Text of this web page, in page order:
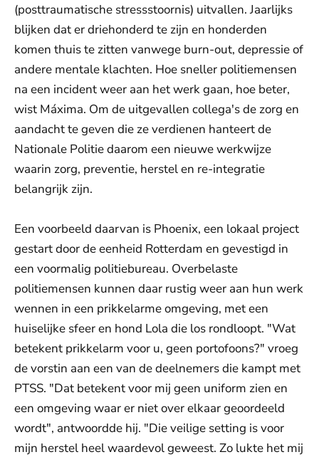
(posttraumatische stressstoornis) uitvallen. Jaarlijks
blijken dat er driehonderd te zijn en honderden
komen thuis te zitten vanwege burn-out, depressie of
andere mentale klachten. Hoe sneller politiemensen
na een incident weer aan het werk gaan, hoe beter,
wist Máxima. Om de uitgevallen collega's de zorg en
aandacht te geven die ze verdienen hanteert de
Nationale Politie daarom een nieuwe werkwijze
waarin zorg, preventie, herstel en re-integratie
belangrijk zijn.
Een voorbeeld daarvan is Phoenix, een lokaal project
gestart door de eenheid Rotterdam en gevestigd in
een voormalig politiebureau. Overbelaste
politiemensen kunnen daar rustig weer aan hun werk
wennen in een prikkelarme omgeving, met een
huiselijke sfeer en hond Lola die los rondloopt. "Wat
betekent prikkelarm voor u, geen portofoons?" vroeg
de vorstin aan een van de deelnemers die kampt met
PTSS. "Dat betekent voor mij geen uniform zien en
een omgeving waar er niet over elkaar geoordeeld
wordt", antwoordde hij. "Die veilige setting is voor
mijn herstel heel waardevol geweest. Zo lukte het mij